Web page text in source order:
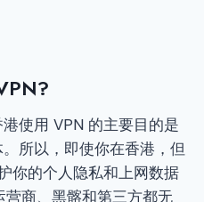
使用 VPN 的主要目的是
所以，即使你在香港，但
你的个人隐私和上网数据
商、黑髂和第三方都无